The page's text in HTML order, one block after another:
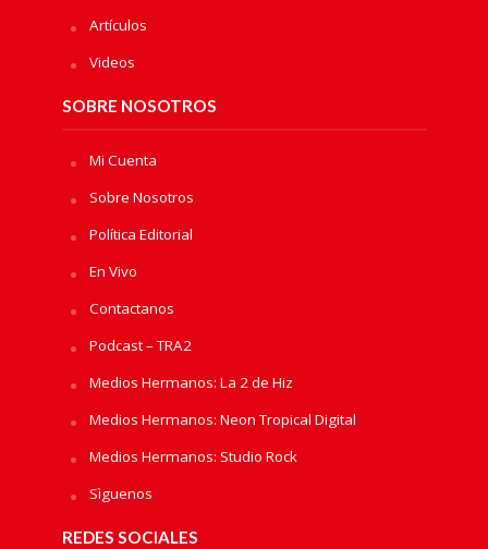
Artículos
Videos
SOBRE NOSOTROS
Mi Cuenta
Sobre Nosotros
Política Editorial
En Vivo
Contactanos
Podcast – TRA2
Medios Hermanos: La 2 de Hiz
Medios Hermanos: Neon Tropical Digital
Medios Hermanos: Studio Rock
Sìguenos
REDES SOCIALES